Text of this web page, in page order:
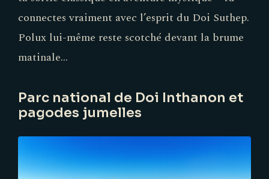
connectes vraiment avec l’esprit du Doi Suthep.
Polux lui-même reste scotché devant la brume
matinale…
Parc national de Doi Inthanon et
pagodes jumelles